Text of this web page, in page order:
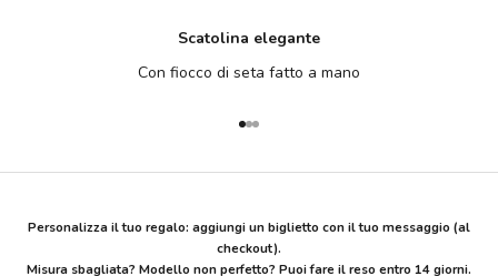
Scatolina elegante
Con fiocco di seta fatto a mano
Vai all'articolo 1
Vai all'articolo 2
Vai all'articolo 3
Personalizza il tuo regalo: aggiungi un biglietto con il tuo messaggio (al
checkout).
Misura sbagliata? Modello non perfetto? Puoi fare il reso entro 14 giorni.